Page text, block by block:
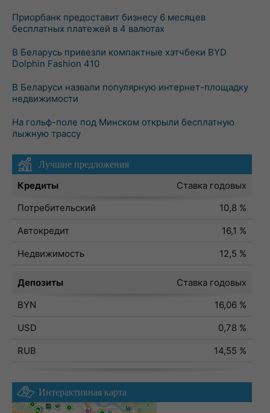
Приорбанк предоставит бизнесу 6 месяцев
бесплатных платежей в 4 валютах
В Беларусь привезли компактные хэтчбеки BYD
Dolphin Fashion 410
В Беларуси назвали популярную интернет-площадку
недвижимости
На гольф-поле под Минском открыли бесплатную
лыжную трассу
Лучшие предложения
Кредиты
Ставка годовых
Потребительский
10,8 %
Автокредит
16,1 %
Недвижимость
12,5 %
Депозиты
Ставка годовых
BYN
16,06 %
USD
0,78 %
RUB
14,55 %
Интерактивная карта